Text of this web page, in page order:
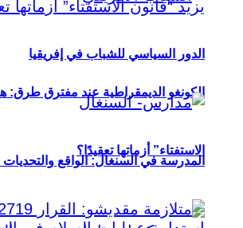
الكونغو الديمقراطية عند مفترق طرق:
الاستفتاء” أزماتها تعقيدًا؟
الدور السياسي للشباب في إفريقيا
المدرسة في السنغال: الواقع